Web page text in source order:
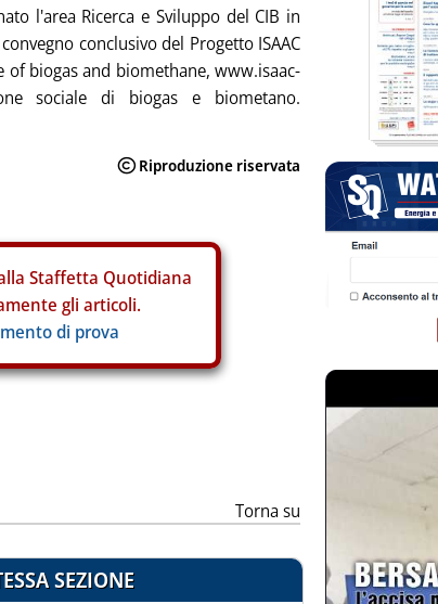
l'area Ricerca e Sviluppo del CIB in
conclusivo del Progetto ISAAC
of biogas and biomethane, www.isaac-
sociale di biogas e biometano.
Staffetta Quotidiana
gli articoli.
di prova
Torna su
SEZIONE